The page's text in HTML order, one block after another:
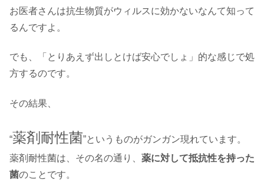
お医者さんは抗生物質がウィルスに効かないなんて知って
るんですよ。
でも、「とりあえず出しとけば安心でしょ」的な感じで処
方するのです。
その結果、
“薬剤耐性菌”というものがガンガン現れています。
薬剤耐性菌は、その名の通り、 薬に対して抵抗性を持った
菌のことです。